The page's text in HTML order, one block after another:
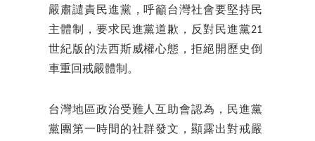
嚴肅譴責民進黨，呼籲台灣社會要堅持民
主體制，要求民進黨道歉，反對民進黨21
世紀版的法西斯威權心態，拒絕開歷史倒
車重回戒嚴體制。
台灣地區政治受難人互助會認為，民進黨
黨團第一時間的社群發文，顯露出對戒嚴